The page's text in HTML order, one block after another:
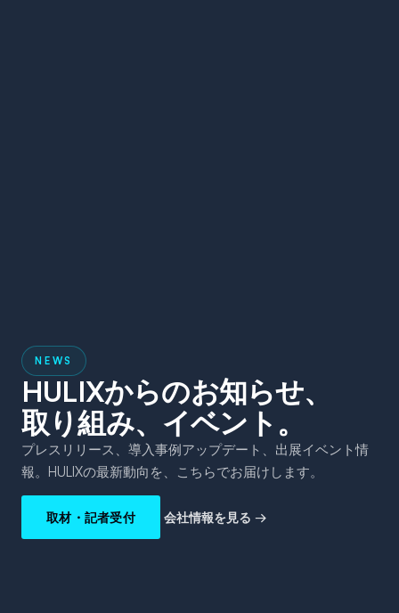
NEWS
HULIXからのお知らせ、
取り組み、イベント。
プレスリリース、導入事例アップデート、出展イベント情
報。HULIXの最新動向を、こちらでお届けします。
取材・記者受付 会社情報を見る →